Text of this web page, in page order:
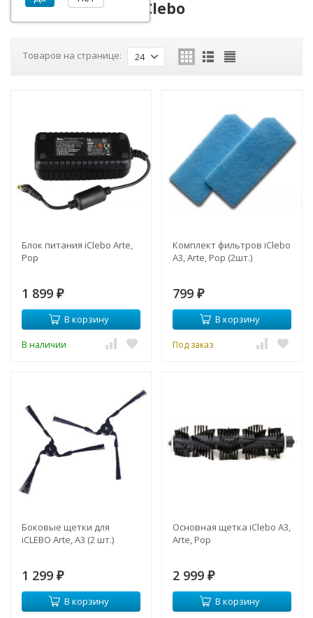
Аксессуары для iClebo
Товаров на странице: 24
Блок питания iClebo Arte,
Pop
1 899 ₽
В корзину
В наличии
Комплект фильтров iClebo
A3, Arte, Pop (2шт.)
799 ₽
В корзину
Под заказ
Боковые щетки для
iCLEBO Arte, A3 (2 шт.)
1 299 ₽
В корзину
Основная щетка iClebo A3,
Arte, Pop
2 999 ₽
В корзину